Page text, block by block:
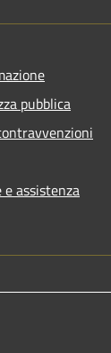
pubblica
assistenza